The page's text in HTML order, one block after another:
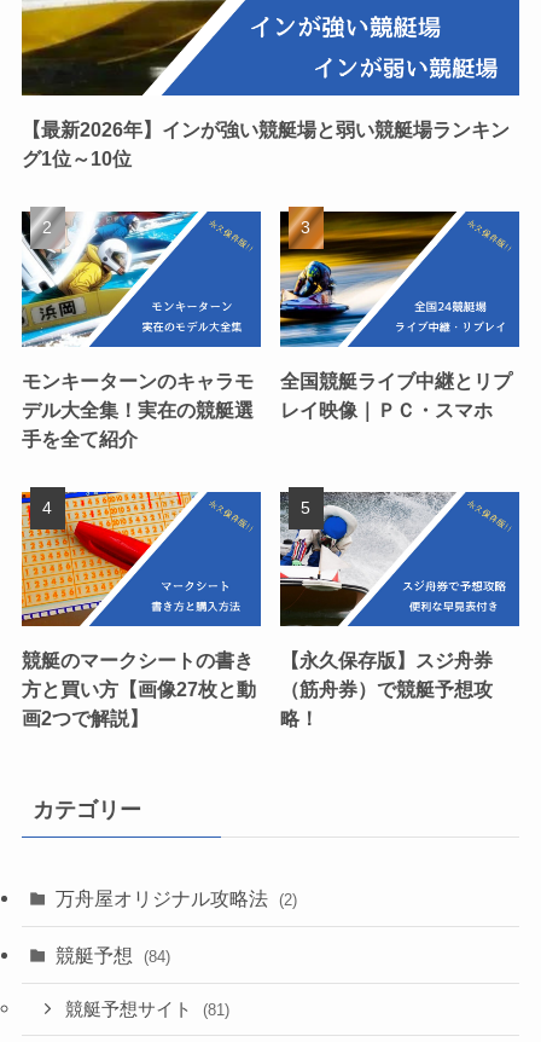
【最新2026年】インが強い競艇場と弱い競艇場ランキン
グ1位～10位
モンキーターンのキャラモ
デル大全集！実在の競艇選
手を全て紹介
全国競艇ライブ中継とリプ
レイ映像｜ＰＣ・スマホ
競艇のマークシートの書き
方と買い方【画像27枚と動
画2つで解説】
【永久保存版】スジ舟券
（筋舟券）で競艇予想攻
略！
カテゴリー
万舟屋オリジナル攻略法 (2)
競艇予想 (84)
競艇予想サイト (81)